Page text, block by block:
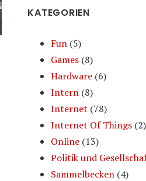
KATEGORIEN
Fun (5)
Games (8)
Hardware (6)
Intern (8)
Internet (78)
Internet Of Things (2)
Online (13)
Politik und
Sammelbecken (4)